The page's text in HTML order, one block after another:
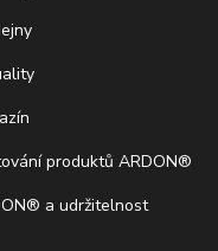
produktů ARDON®
a udržitelnost